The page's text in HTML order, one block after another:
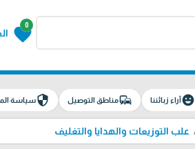
0
favorite
emoji_emotionsآراء زبائننا commuteمناطق التوصيل securityسياسة
علب التوزيعات والهدايا والتغليف